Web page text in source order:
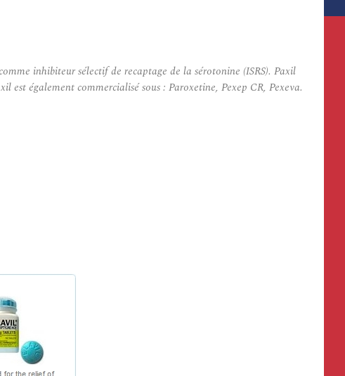
inhibiteur sélectif de recaptage de la sérotonine (ISRS). Paxil
également commercialisé sous : Paroxetine, Pexep CR, Pexeva.